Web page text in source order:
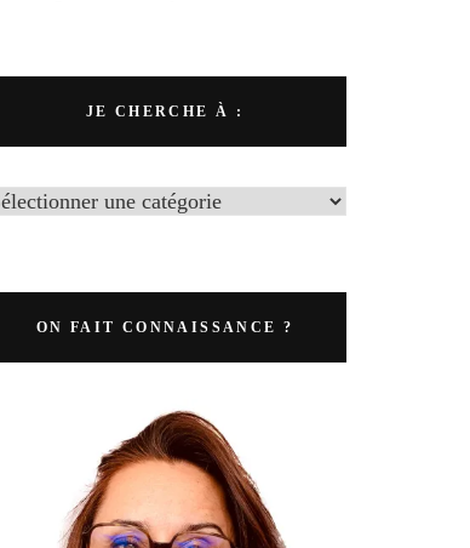
JE CHERCHE À :
ON FAIT CONNAISSANCE ?